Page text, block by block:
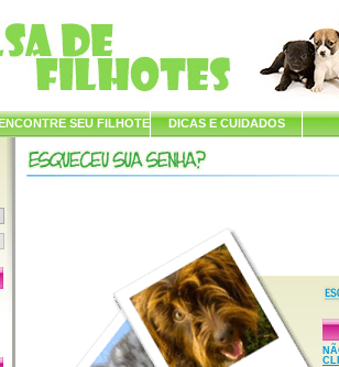
SEU FILHOTE DICAS E CUIDADOS